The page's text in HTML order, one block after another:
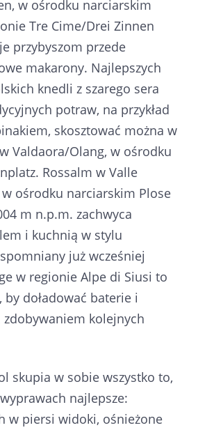
w ośrodku narciarskim
Tre Cime/Drei Zinnen
przybyszom przede
makarony. Najlepszych
knedli z szarego sera
potraw, na przykład
skosztować można w
Valdaora/Olang, w ośrodku
Rossalm w Valle
ośrodku narciarskim Plose
m n.p.m. zachwyca
i kuchnią w stylu
już wcześniej
w regionie Alpe di Siusi to
doładować baterie i
zdobywaniem kolejnych
skupia w sobie wszystko to,
najlepsze:
w piersi widoki, ośnieżone